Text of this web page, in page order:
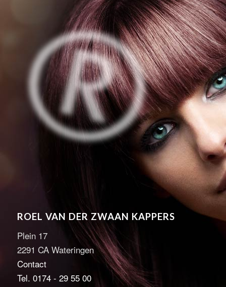
ROEL VAN DER ZWAAN KAPPERS
Plein 17
2291 CA Wateringen
Contact
Tel. 0174 - 29 55 00